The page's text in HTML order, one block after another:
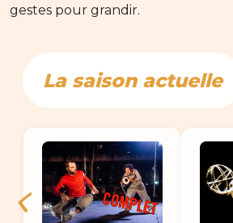
gestes pour grandir.
La saison actuelle